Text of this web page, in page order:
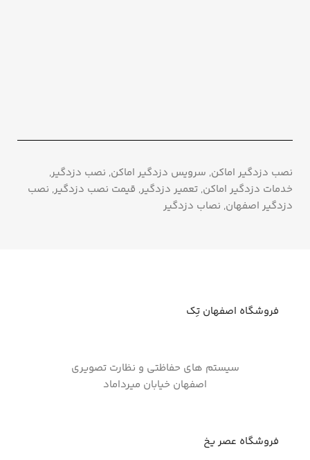
نصب دزدگیر اماکن, سرویس دزدگیر اماکن, نصب دزدگیر,
خدمات دزدگیر اماکن, تعمیر دزدگیر, قیمت نصب دزدگیر, نصب
دزدگیر اصفهان, نصاب دزدگیر
فروشگاه اصفهان تِک
سیستم های حفاظتی و نظارت تصویری
اصفهان خیابان میرداماد
فروشگاه عصر یخ